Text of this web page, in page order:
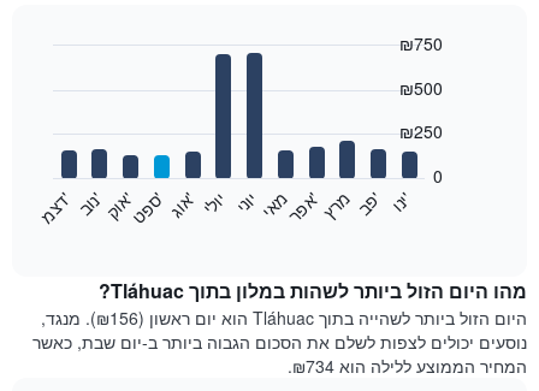
מחיר
הממוצע
של
חדר
בכל
י
נ
ו
' פ
ב​​​​​​​
' מרץא
פ
ר
' מאי יוני יולי א
ו
ג
' ס
פ
ט
' א
ו
ק
' נ
ו
ב
' ד
צ
מ
'
0
₪250
₪500
₪750
מהו היום הזול ביותר לשהות במלון בתוך Tláhuac?
היום הזול ביותר לשהייה בתוך Tláhuac הוא יום ראשון (₪156). מנגד,
נוסעים יכולים לצפות לשלם את הסכום הגבוה ביותר ב-יום שבת, כאשר
המחיר הממוצע ללילה הוא ₪734.